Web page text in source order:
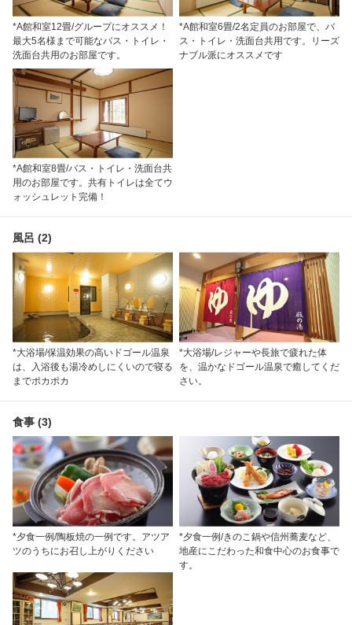
*A館和室12畳/グループにオススメ！
最大5名様まで可能なバス・トイレ・
洗面台共用のお部屋です。
*A館和室6畳/2名定員のお部屋で、バ
ス・トイレ・洗面台共用です。リーズ
ナブル派にオススメです
*A館和室8畳/バス・トイレ・洗面台共
用のお部屋です。共有トイレは全てウ
ォッシュレット完備！
風呂 (2)
*大浴場/保温効果の高いドゴール温泉
は、入浴後も湯冷めしにくいので寝る
までポカポカ
*大浴場/レジャーや長旅で疲れた体
を、温かなドゴール温泉で癒してくだ
さい。
食事 (3)
*夕食一例/陶板焼の一例です。アツア
ツのうちにお召し上がりください
*夕食一例/きのこ鍋や信州蕎麦など、
地産にこだわった和食中心のお食事で
す。